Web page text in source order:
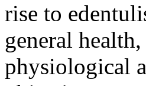
rise to
general
physiological